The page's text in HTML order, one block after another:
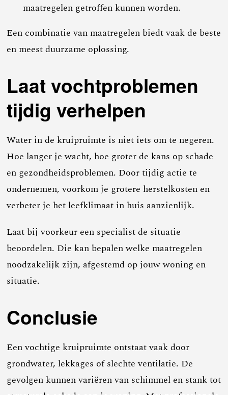
maatregelen getroffen kunnen worden.
Een combinatie van maatregelen biedt vaak de beste
en meest duurzame oplossing.
Laat vochtproblemen
tijdig verhelpen
Water in de kruipruimte is niet iets om te negeren.
Hoe langer je wacht, hoe groter de kans op schade
en gezondheidsproblemen. Door tijdig actie te
ondernemen, voorkom je grotere herstelkosten en
verbeter je het leefklimaat in huis aanzienlijk.
Laat bij voorkeur een specialist de situatie
beoordelen. Die kan bepalen welke maatregelen
noodzakelijk zijn, afgestemd op jouw woning en
situatie.
Conclusie
Een vochtige kruipruimte ontstaat vaak door
grondwater, lekkages of slechte ventilatie. De
gevolgen kunnen variëren van schimmel en stank tot